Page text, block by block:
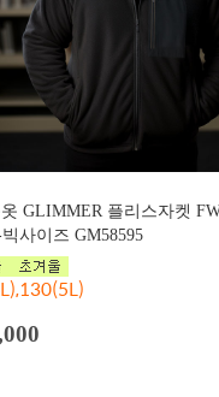
GLIMMER 플리스자켓
사이즈 GM58595